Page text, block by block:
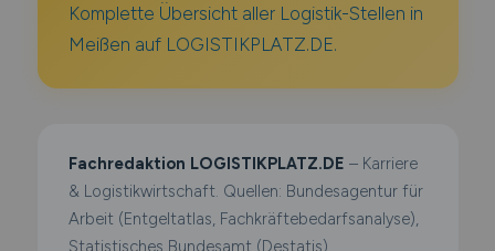
Komplette Übersicht aller Logistik-Stellen in
Meißen auf LOGISTIKPLATZ.DE.
Fachredaktion LOGISTIKPLATZ.DE – Karriere
& Logistikwirtschaft. Quellen: Bundesagentur für
Arbeit (Entgeltatlas, Fachkräftebedarfsanalyse),
Statistisches Bundesamt (Destatis),